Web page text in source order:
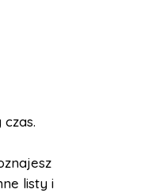
czas.
listy i